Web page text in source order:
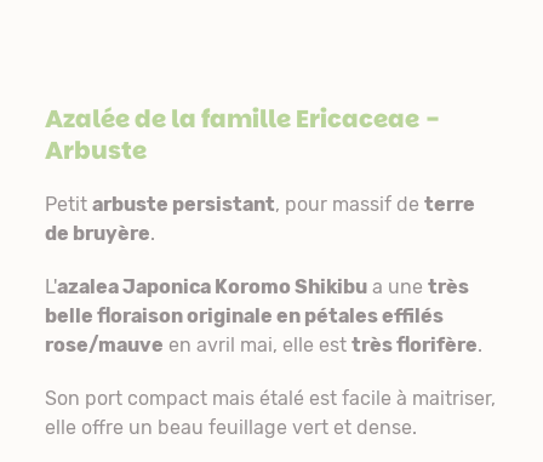
Azalée de la familleEricaceae-
Arbuste
Petit arbuste persistant, pour massif de terre
de bruyère.
L'azalea Japonica Koromo Shikibua une très
belle floraison originale en pétales effilés
rose/mauve en avril mai, elle est très florifère.
Son port compact mais étalé est facile à maitriser,
elle offre un beau feuillage vert et dense.